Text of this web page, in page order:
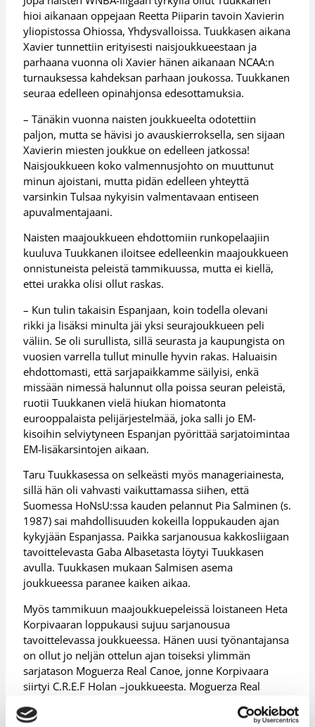
hioi aikanaan oppejaan Reetta Piiparin tavoin Xavierin
yliopistossa Ohiossa, Yhdysvalloissa. Tuukkasen aikana
Xavier tunnettiin erityisesti naisjoukkueestaan ja
parhaana vuonna oli Xavier hänen aikanaan NCAA:n
turnauksessa kahdeksan parhaan joukossa. Tuukkanen
seuraa edelleen opinahjonsa edesottamuksia.
– Tänäkin vuonna naisten joukkueelta odotettiin
paljon, mutta se hävisi jo avauskierroksella, sen sijaan
Xavierin miesten joukkue on edelleen jatkossa!
Naisjoukkueen koko valmennusjohto on muuttunut
minun ajoistani, mutta pidän edelleen yhteyttä
varsinkin Tulsaa nykyisin valmentavaan entiseen
apuvalmentajaani.
Naisten maajoukkueen ehdottomiin runkopelaajiin
kuuluva Tuukkanen iloitsee edelleenkin maajoukkueen
onnistuneista peleistä tammikuussa, mutta ei kiellä,
ettei urakka olisi ollut raskas.
– Kun tulin takaisin Espanjaan, koin todella olevani
rikki ja lisäksi minulta jäi yksi seurajoukkueen peli
väliin. Se oli surullista, sillä seurasta ja kaupungista on
vuosien varrella tullut minulle hyvin rakas. Haluaisin
ehdottomasti, että sarjapaikkamme säilyisi, enkä
missään nimessä halunnut olla poissa seuran peleistä,
ruotii Tuukkanen vielä hiukan hiomatonta
eurooppalaista pelijärjestelmää, joka salli jo EM-
kisoihin selviytyneen Espanjan pyörittää sarjatoimintaa
EM-lisäkarsintojen aikaan.
Taru Tuukkasessa on selkeästi myös manageriainesta,
sillä hän oli vahvasti vaikuttamassa siihen, että
Suomessa HoNsU:ssa kauden pelannut Pia Salminen (s.
1987) sai mahdollisuuden kokeilla loppukauden ajan
kykyjään Espanjassa. Paikka sarjanousua kakkosliigaan
tavoittelevasta Gaba Albasetasta löytyi Tuukkasen
avulla. Tuukkasen mukaan Salmisen asema
joukkueessa paranee kaiken aikaa.
Myös tammikuun maajoukkuepeleissä loistaneen Heta
Korpivaaran loppukausi sujuu sarjanousua
tavoittelevassa joukkueessa. Hänen uusi työnantajansa
on ollut jo neljän ottelun ajan toiseksi ylimmän
sarjatason Moguerza Real Canoe, jonne Korpivaara
siirtyi C.R.E.F Holan –joukkueesta. Moguerza Real
kärjestä, hävittyään kuitenkin viime ottelunsa